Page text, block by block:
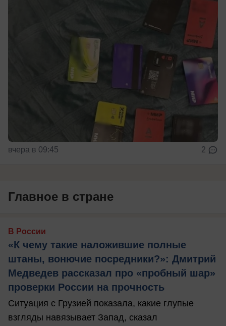
вчера в 09:45 2
Главное в стране
В России
«К чему такие наложившие полные
штаны, вонючие посредники?»: Дмитрий
Медведев рассказал про «пробный шар»
проверки России на прочность
Ситуация с Грузией показала, какие глупые
взгляды навязывает Запад, сказал